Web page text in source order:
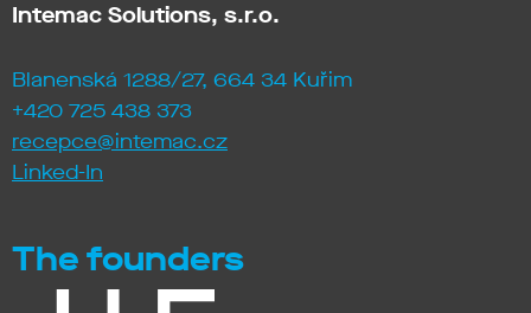
Intemac Solutions, s.r.o.
Blanenská 1288/27, 664 34 Kuřim
+420 725 438 373
recepce@intemac.cz
Linked-In
The founders